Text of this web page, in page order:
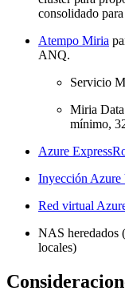
consolidado
Atempo Miria
ANQ.
Servicio
Miria
mínimo,
Azure
Inyección
Red virtual
NAS heredados
locales)